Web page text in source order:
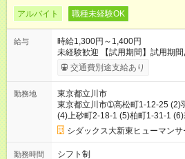
アルバイト 職種未経験OK
給与
時給1,300円～1,400円
未経験歓迎 【試用期間】試用期間あり 試用期間の長さ：3ヶ月
雇用形態、給与は本採用時と同じ
交通費別途支給あり
勤務地
東京都立川市
東京都立川市➀高松町1-12-25 (2)
(4)上砂町2-18-1 (5)柏町1-31-1
西砂町2-34-2
シダックス大新東ヒューマン
勤務時間
シフト制